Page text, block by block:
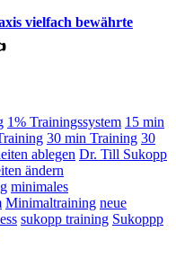
vielfach bewährte
1% Trainingssystem 15 min
30 min Training 30
ablegen Dr. Till Sukopp
ändern
minimales
Minimaltraining neue
sukopp training Sukoppp